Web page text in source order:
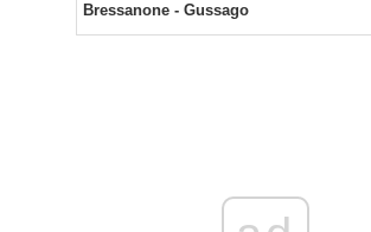
Bressanone - Gussago